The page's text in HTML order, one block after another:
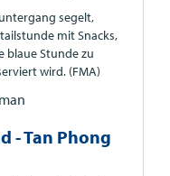
segelt,
mit Snacks,
blaue Stunde zu
wird. (FMA)
- Tan Phong